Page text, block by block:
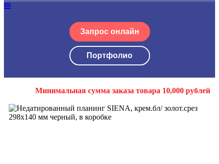
Запрос онлайн
Портфолио
Минимальная сумма заказа товара 10,000 рублей